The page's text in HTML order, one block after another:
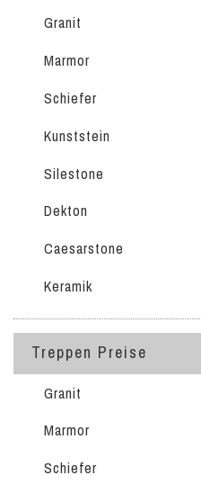
Granit
Marmor
Schiefer
Kunststein
Silestone
Dekton
Caesarstone
Keramik
Treppen Preise
Granit
Marmor
Schiefer